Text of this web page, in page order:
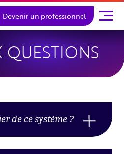
Devenir un professionnel
QUESTIONS
de ce système ?